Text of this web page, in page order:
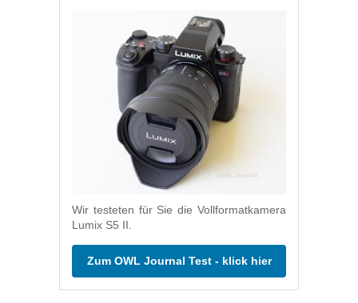
Wir testeten für Sie die Vollformatkamera
Lumix S5 II.
Zum OWL Journal Test - klick hier